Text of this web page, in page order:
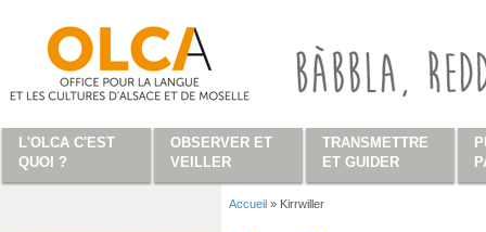
Accueil » Kirrwiller
L'OLCA C'EST
QUOI ?
OBSERVER ET
VEILLER
TRANSMETTRE
ET GUIDER